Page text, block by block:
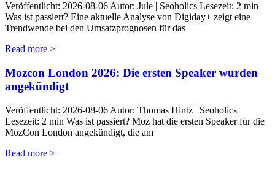
Veröffentlicht: 2026-08-06 Autor: Jule | Seoholics Lesezeit: 2 min
Was ist passiert? Eine aktuelle Analyse von Digiday+ zeigt eine
Trendwende bei den Umsatzprognosen für das
Read more >
Mozcon London 2026: Die ersten Speaker wurden
angekündigt
Veröffentlicht: 2026-08-06 Autor: Thomas Hintz | Seoholics
Lesezeit: 2 min Was ist passiert? Moz hat die ersten Speaker für die
MozCon London angekündigt, die am
Read more >